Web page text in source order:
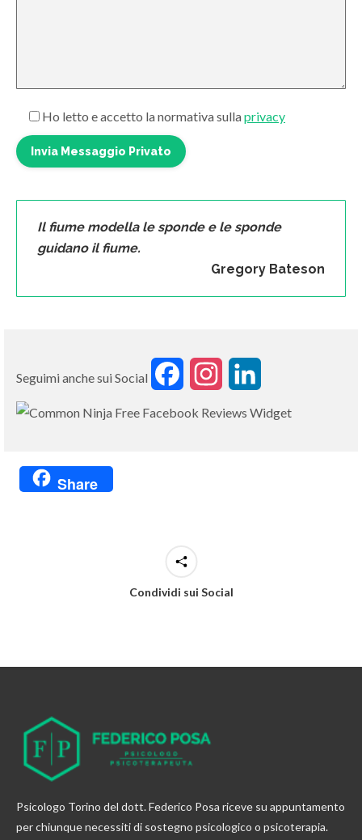
Ho letto e accetto la normativa sullaprivacy
Il fiume modella le sponde e le sponde
guidano il fiume.
Gregory Bateson
Seguimi anche sui Social FacebookInstagram
Free Facebook Reviews Widget
Share
Condividi sui Social
Psicologo Torino del dott. Federico Posa riceve su appuntamento
per chiunque necessiti di sostegno psicologico o psicoterapia.